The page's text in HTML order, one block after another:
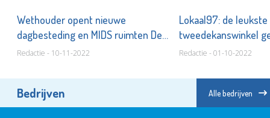
Wethouder opent nieuwe
dagbesteding en MIDS ruimten De
Meerpaal
Redactie - 10-11-2022
Lokaal97: de leukste
tweedekanswinkel
Fransenstraat
Redactie - 01-10-2022
Bedrijven Alle bedrijven